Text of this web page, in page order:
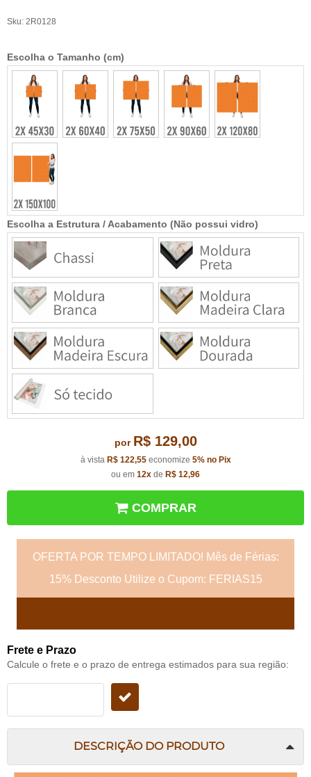
Sku: 2R0128
Escolha a Estrutura / Acabamento (Não possui vidro)
Escolha o Tamanho (cm)
por R$ 129,00
à vista R$ 122,55economize 5% no Pix
ou em 12x de R$ 12,96
COMPRAR
OFERTA POR TEMPO LIMITADO! Mês de Férias:
15% Desconto Utilize o Cupom: FERIAS15
Frete e Prazo
Calcule o frete e o prazo de entrega estimados para sua região:
DESCRIÇÃO DO PRODUTO